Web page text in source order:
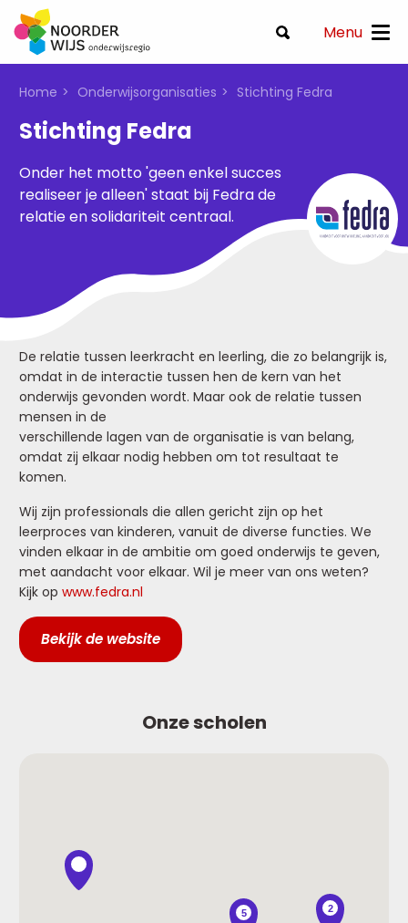
Menu
Home Onderwijsorganisaties Stichting Fedra
Stichting Fedra
Onder het motto 'geen enkel succes
realiseer je alleen' staat bij Fedra de
relatie en solidariteit centraal.
De relatie tussen leerkracht en leerling, die zo belangrijk is,
omdat in de interactie tussen hen de kern van het
onderwijs gevonden wordt. Maar ook de relatie tussen
mensen in de
verschillende lagen van de organisatie is van belang,
omdat zij elkaar nodig hebben om tot resultaat te
komen.
Wij zijn professionals die allen gericht zijn op het
leerproces van kinderen, vanuit de diverse functies. We
vinden elkaar in de ambitie om goed onderwijs te geven,
met aandacht voor elkaar. Wil je meer van ons weten?
Kijk opwww.fedra.nl
Bekijk de website
Onze scholen
5 2